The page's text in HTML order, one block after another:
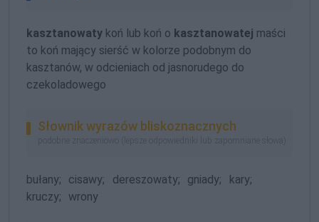
kasztanowaty koń lub koń o kasztanowatej maści
to koń mający sierść w kolorze podobnym do
kasztanów, w odcieniach od jasnorudego do
czekoladowego
Słownik wyrazów bliskoznacznych
podobne znaczeniowo (lepsze odpowiedniki lub zapomniane słowa)
bułany; cisawy; dereszowaty; gniady;
kary;
kruczy; wrony